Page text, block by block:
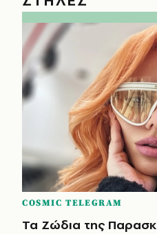
COSMIC TELEGRAM
Τα Ζώδια της